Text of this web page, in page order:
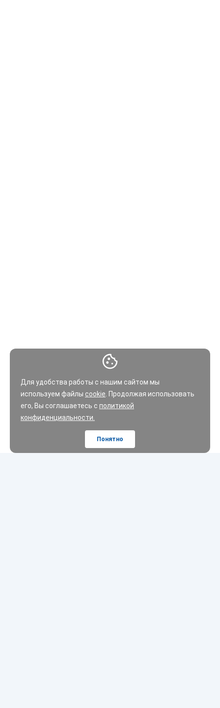
Для удобства работы с нашим сайтом мы
используем файлы cookie . Продолжая использовать
его, Вы соглашаетесь с политикой
конфиденциальности.
Понятно